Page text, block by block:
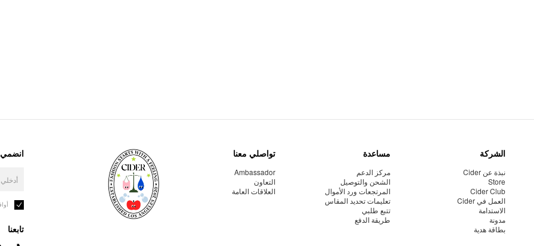
الشركة
نبذة عن Cider
Store
Cider Club
العمل في Cider
الاستدامة
مدونة
بطاقة هدية
مساعدة
مركز الدعم
الشحن والتوصيل
المرتجعات ورد الأموال
تعليمات تحديد المقاس
تتبع طلبي
طريقة الدفع
تواصلي معنا
Ambassador
التعاون
العلاقات العامة
انضمي
تابعنا